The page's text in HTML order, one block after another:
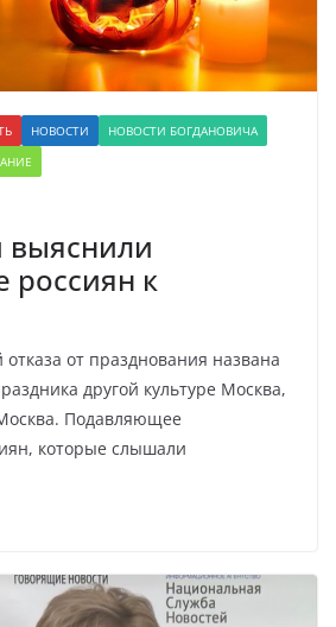
НОВОСТИ
НОВОСТИ БОГДАНОВИЧА
выяснили
россиян к
от празднования названа
другой культуре Москва,
Подавляющее
которые слышали